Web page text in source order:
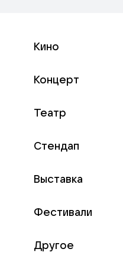
Кино
Концерт
Театр
Стендап
Выставка
Фестивали
Другое